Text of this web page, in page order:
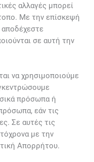
αλλαγές μπορεί
Με την επίσκεψή
σε αυτή την
να χρησιμοποιούμε
πρόσωπα ή
εάν τις
Σε αυτές τις
με την
Απορρήτου.